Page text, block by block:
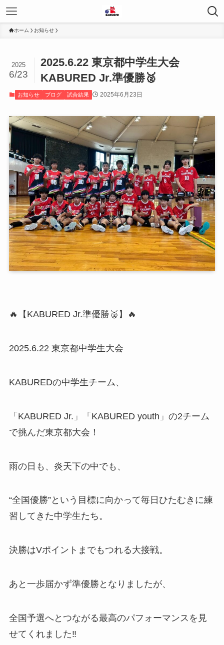
ホーム お知らせ
2025.6.22 東京都中学生大会
KABURED Jr.準優勝🥈
2025
6/23
お知らせ ブログ 試合結果 2025年6月23日
🔥【KABURED Jr.準優勝🥈】🔥
2025.6.22 東京都中学生大会
KABUREDの中学生チーム、
「KABURED Jr.」「KABURED youth」の2チーム
で挑んだ東京都大会！
雨の日も、炎天下の中でも、
“全国優勝”という目標に向かって毎日ひたむきに練
習してきた中学生たち。
決勝はVポイントまでもつれる大接戦。
あと一歩届かず準優勝となりましたが、
全国予選へとつながる最高のパフォーマンスを見
せてくれました‼️